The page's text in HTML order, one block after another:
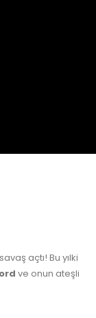
açtı! Bu yılki
ve onun ateşli